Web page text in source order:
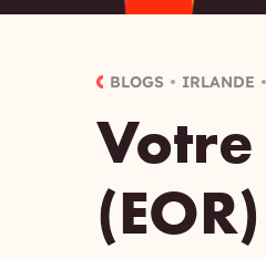
BLOGS IRLANDE